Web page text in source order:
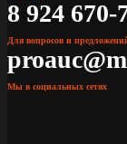
8 924 670-
Для вопросов и
Мы в социальных сетях